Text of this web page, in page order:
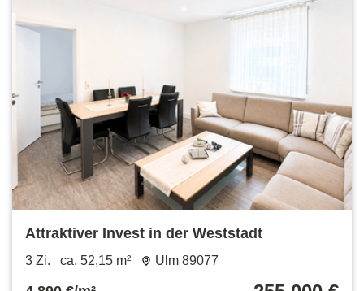
Attraktiver Invest in der Weststadt
3 Zi. ca. 52,15 m² Ulm 89077